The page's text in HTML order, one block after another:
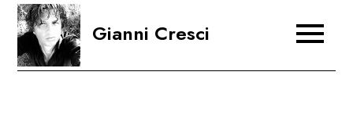
Skip
content
Gianni Cresci